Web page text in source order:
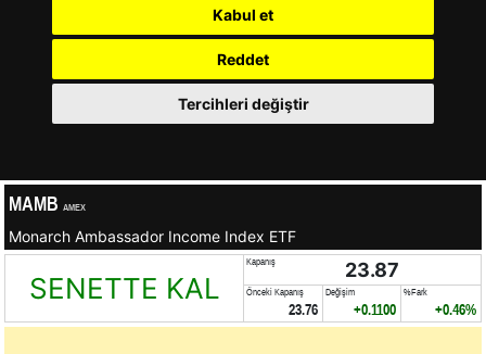
Kabul et
Reddet
Tercihleri değiştir
MAMB AMEX
Monarch Ambassador Income Index ETF
SENETTE KAL
Kapanış 23.87
Önceki Kapanış
23.76
Değişim
+0.1100
%Fark
+0.46%